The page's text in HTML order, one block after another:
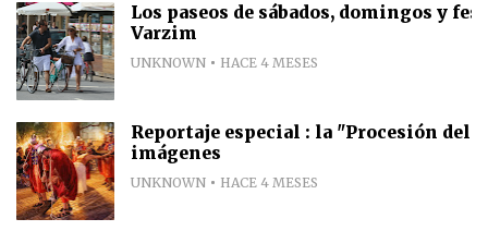
Los paseos de sábados, domingos y
Varzim
UNKNOWN HACE 4 MESES
Reportaje especial : la "Procesión del
imágenes
UNKNOWN HACE 4 MESES